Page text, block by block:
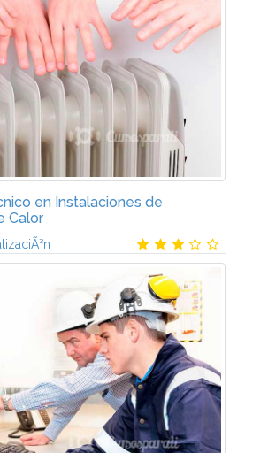
energÃ©ticas de
2. ...
en Instalaciones de
Calor
de TÃ©cnico en Instalaciones de
Â¿QuÃ© aprenderÃ¡s?
el temario del Curso de
ProducciÃ³n de Calor y quÃ© vas